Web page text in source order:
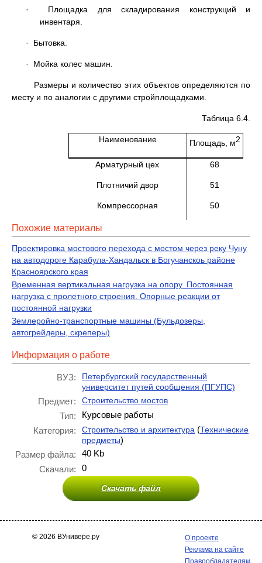
· Площадка для складирования конструкций и
инвентаря.
· Бытовка.
· Мойка колес машин.
Размеры и количество этих объектов определяются по
месту и по аналогии с другими стройплощадками.
Таблица 6.4.
Наименование Площадь, м2
Арматурный цех 68
Плотничий двор 51
Компрессорная 50
Похожие материалы
Проектировка мостового перехода с мостом через реку Чуну
на автодороге Карабула-Хандальск в Богучанскоь районе
Красноярского края
Временная вертикальная нагрузка на опору. Постоянная
нагрузка с пролетного строения. Опорные реакции от
постоянной нагрузки
Землеройно-транспортные машины (Бульдозеры,
автогрейдеры, скреперы)
Информация о работе
ВУЗ:
Петербургский государственный
университет путей сообщения (ПГУПС)
Предмет: Строительство мостов
Тип:
Курсовые работы
Категория:
Строительство и архитектура (Технические
предметы)
Размер файла:
40 Kb
Скачали:
0
Скачать файл
© 2026 ВУнивере.ру
О проекте
Реклама на сайте
Правообладателям